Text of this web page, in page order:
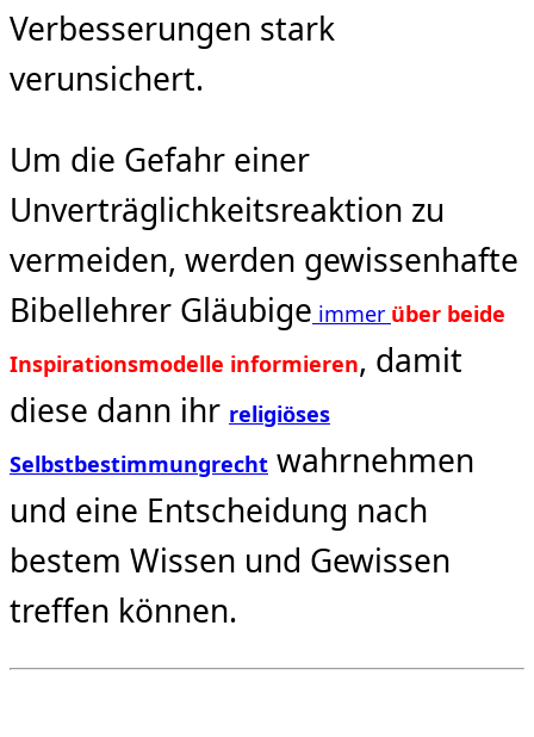
Verbesserungen stark
verunsichert.
Um die Gefahr einer
Unverträglichkeitsreaktion zu
vermeiden, werden gewissenhafte
Bibellehrer Gläubige immer über beide
Inspirationsmodelle informieren, damit
diese dann ihr religiöses
Selbstbestimmungrecht wahrnehmen
und eine Entscheidung nach
bestem Wissen und Gewissen
treffen können.